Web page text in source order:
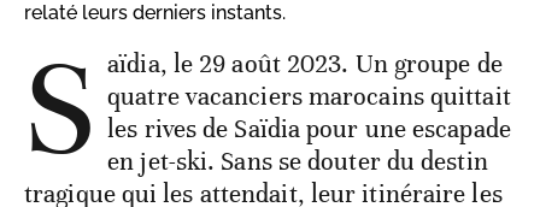
relaté leurs derniers instants.
S aïdia, le 29 août 2023. Un groupe de
quatre vacanciers marocains quittait
les rives de Saïdia pour une escapade
en jet-ski. Sans se douter du destin
tragique qui les attendait, leur itinéraire les